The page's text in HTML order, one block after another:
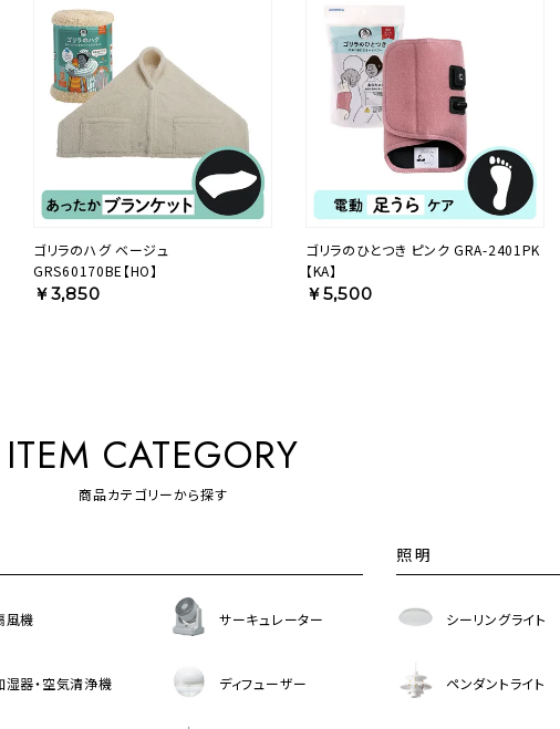
ゴリラのハグ ベージュ
GRS60170BE【HO】
￥3,850
ゴリラのひとつき ピンク GRA-2401PK
【KA】
￥5,500
ITEM CATEGORY
商品カテゴリーから探す
風機 サーキュレーター
湿器・空気清浄機 ディフューザー
照明
シーリングライト
ペンダントライト